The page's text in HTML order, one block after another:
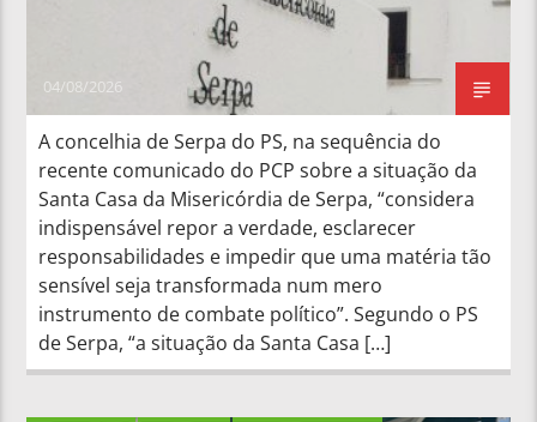
04/08/2026
A concelhia de Serpa do PS, na sequência do
recente comunicado do PCP sobre a situação da
Santa Casa da Misericórdia de Serpa, “considera
indispensável repor a verdade, esclarecer
responsabilidades e impedir que uma matéria tão
sensível seja transformada num mero
instrumento de combate político”. Segundo o PS
de Serpa, “a situação da Santa Casa […]